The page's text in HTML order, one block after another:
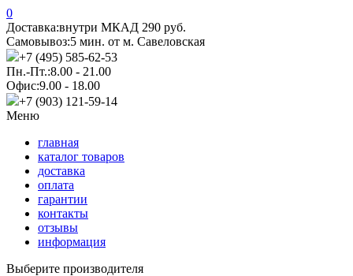
0
Доставка:внутри МКАД 290 руб.
Самовывоз:5 мин. от м. Савеловская
+7 (495) 585-62-53
Пн.-Пт.:8.00 - 21.00
Офис:9.00 - 18.00
+7 (903) 121-59-14
Меню
главная
каталог товаров
доставка
оплата
гарантии
контакты
отзывы
информация
Выберите производителя